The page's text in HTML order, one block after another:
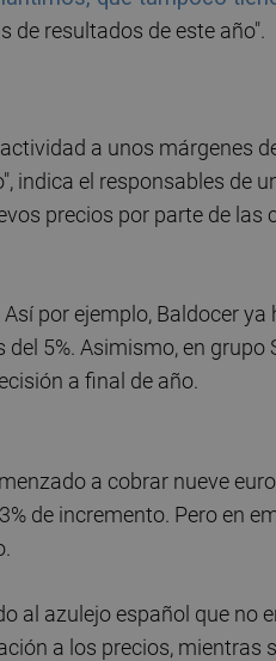
de resultados de este año".
a unos márgenes
indica el responsables de
precios por parte de las
por ejemplo, Baldocer
5%. Asimismo, en
a final de año.
a cobrar nueve
de incremento. Pero en
al azulejo español que no
a los precios, mientras